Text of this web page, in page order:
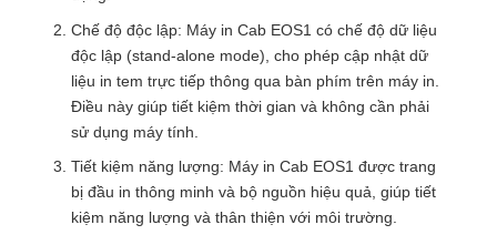
Chế độ độc lập: Máy in Cab EOS1 có chế độ dữ liệu
độc lập (stand-alone mode), cho phép cập nhật dữ
liệu in tem trực tiếp thông qua bàn phím trên máy in.
Điều này giúp tiết kiệm thời gian và không cần phải
sử dụng máy tính.
Tiết kiệm năng lượng: Máy in Cab EOS1 được trang
bị đầu in thông minh và bộ nguồn hiệu quả, giúp tiết
kiệm năng lượng và thân thiện với môi trường.